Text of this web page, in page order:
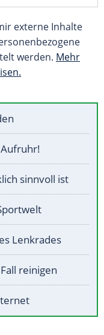
externe Inhalte
werden. Mehr
sinnvoll ist
Lenkrades
reinigen